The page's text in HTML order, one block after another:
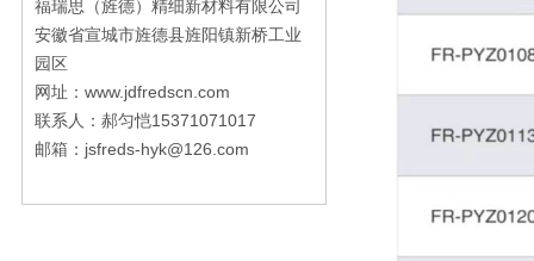
福瑞思（旌德）精细新材料有限公司
安徽省宣城市旌德县旌阳镇新桥工业
园区
网址：www.jdfredscn.com
联系人：郝匀恺15371071017
邮箱：jsfreds-hyk@126.com